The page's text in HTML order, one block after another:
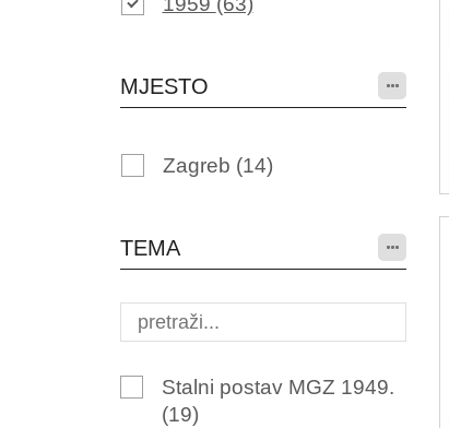
MJESTO
Zagreb (14)
TEMA
Stalni postav MGZ 1949.
(19)